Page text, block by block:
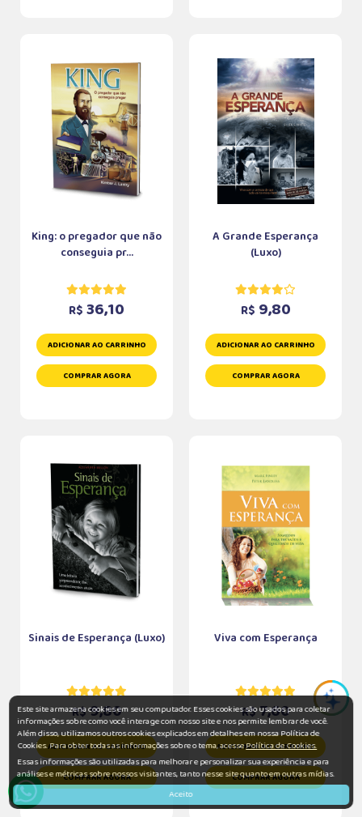
King: o pregador que não
conseguia pr...
R$ 36,10
ADICIONAR AO CARRINHO
COMPRAR AGORA
A Grande Esperança
(Luxo)
R$ 9,80
ADICIONAR AO CARRINHO
COMPRAR AGORA
Sinais de Esperança (Luxo)
R$9,80
ADICIONAR AO CARRINHO
COMPRAR AGORA
Viva com Esperança
R$7,60
ADICIONAR AO CARRINHO
COMPRAR AGORA
Este site armazena cookies em seu computador. Esses cookies são usados para coletar
informações sobre como você interage com nosso site e nos permite lembrar de você.
Além disso, utilizamos outros cookies explicados em detalhes em nossa Política de
Cookies. Para obter todas as informações sobre o tema, acessePolítica de Cookies.
Essas informações são utilizadas para melhorar e personalizar sua experiência e para
análises e métricas sobre nossos visitantes, tanto nesse site quanto em outras mídias.
Aceito